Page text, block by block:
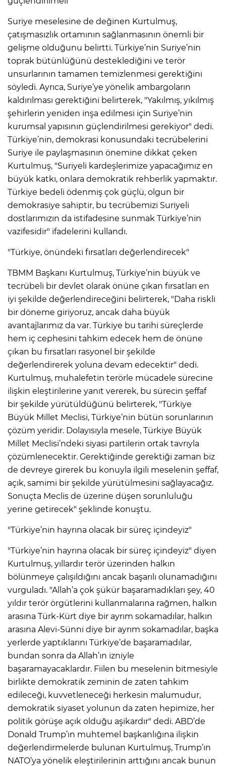
Suriye meselesine de değinen Kurtulmuş,
çatışmasızlık ortamının sağlanmasının önemli bir
gelişme olduğunu belirtti. Türkiye’nin Suriye’nin
toprak bütünlüğünü desteklediğini ve terör
unsurlarının tamamen temizlenmesi gerektiğini
söyledi. Ayrıca, Suriye’ye yönelik ambargoların
kaldırılması gerektiğini belirterek, "Yakılmış, yıkılmış
şehirlerin yeniden inşa edilmesi için Suriye’nin
kurumsal yapısının güçlendirilmesi gerekiyor" dedi.
Türkiye’nin, demokrasi konusundaki tecrübelerini
Suriye ile paylaşmasının önemine dikkat çeken
Kurtulmuş, "Suriyeli kardeşlerimize yapacağımız en
büyük katkı, onlara demokratik rehberlik yapmaktır.
Türkiye bedeli ödenmiş çok güçlü, olgun bir
demokrasiye sahiptir, bu tecrübemizi Suriyeli
dostlarımızın da istifadesine sunmak Türkiye’nin
vazifesidir" ifadelerini kullandı.
"Türkiye, önündeki fırsatları değerlendirecek"
TBMM Başkanı Kurtulmuş, Türkiye’nin büyük ve
tecrübeli bir devlet olarak önüne çıkan fırsatları en
iyi şekilde değerlendireceğini belirterek, "Daha riskli
bir döneme giriyoruz, ancak daha büyük
avantajlarımız da var. Türkiye bu tarihi süreçlerde
hem iç cephesini tahkim edecek hem de önüne
çıkan bu fırsatları rasyonel bir şekilde
değerlendirerek yoluna devam edecektir" dedi.
Kurtulmuş, muhalefetin terörle mücadele sürecine
ilişkin eleştirilerine yanıt vererek, bu sürecin şeffaf
bir şekilde yürütüldüğünü belirterek, "Türkiye
Büyük Millet Meclisi, Türkiye’nin bütün sorunlarının
çözüm yeridir. Dolayısıyla mesele, Türkiye Büyük
Millet Meclisi’ndeki siyasi partilerin ortak tavrıyla
çözümlenecektir. Gerektiğinde gerektiği zaman biz
de devreye girerek bu konuyla ilgili meselenin şeffaf,
açık, samimi bir şekilde yürütülmesini sağlayacağız.
Sonuçta Meclis de üzerine düşen sorunluluğu
yerine getirecek" şeklinde konuştu.
"Türkiye’nin hayrına olacak bir süreç içindeyiz"
"Türkiye’nin hayrına olacak bir süreç içindeyiz" diyen
Kurtulmuş, yıllardır terör üzerinden halkın
bölünmeye çalışıldığını ancak başarılı olunamadığını
vurguladı. "Allah’a çok şükür başaramadıkları şey, 40
yıldır terör örgütlerini kullanmalarına rağmen, halkın
arasına Türk-Kürt diye bir ayrım sokamadılar, halkın
arasına Alevi-Sünni diye bir ayrım sokamadılar, başka
yerlerde yaptıklarını Türkiye’de başaramadılar,
bundan sonra da Allah’ın izniyle
başaramayacaklardır. Fiilen bu meselenin bitmesiyle
birlikte demokratik zeminin de zaten tahkim
edileceği, kuvvetleneceği herkesin malumudur,
demokratik siyaset yolunun da zaten hepimize, her
politik görüşe açık olduğu aşikardır" dedi. ABD’de
Donald Trump’ın muhtemel başkanlığına ilişkin
değerlendirmelerde bulunan Kurtulmuş, Trump’ın
NATO’ya yönelik eleştirilerinin arttığını ancak bunun